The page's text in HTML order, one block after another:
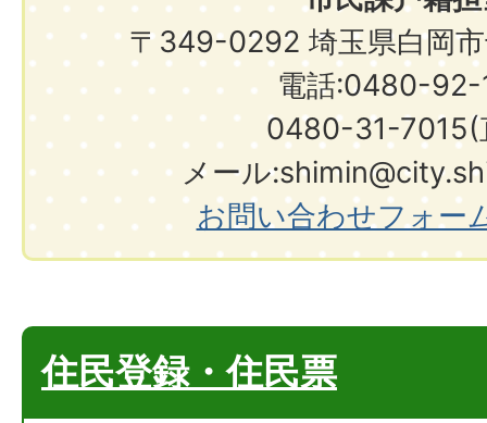
〒349-0292 埼玉県白岡
電話:0480-92-
0480-31-7015(
メール
お問い合わせフォー
住民登録・住民票